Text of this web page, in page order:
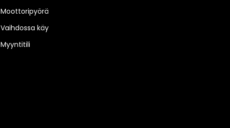
Moottoripyörä
Vaihdossa käy
Myyntitili